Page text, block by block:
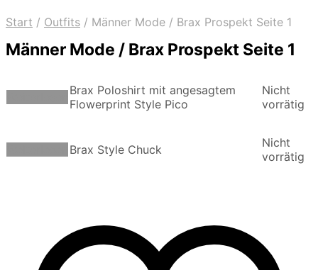
Start / Outfits / Männer Mode / Brax Prospekt Seite 1
Männer Mode / Brax Prospekt Seite 1
Brax Poloshirt mit angesagtem
Flowerprint Style Pico
Nicht
vorrätig
Brax Style Chuck
Nicht
vorrätig